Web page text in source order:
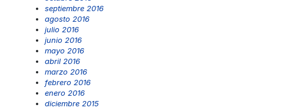
septiembre 2016
agosto 2016
julio 2016
junio 2016
mayo 2016
abril 2016
marzo 2016
febrero 2016
enero 2016
diciembre 2015